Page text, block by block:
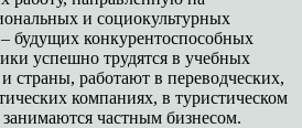
и социокультурных
будущих конкурентоспособных
успешно трудятся в учебных
страны, работают в переводческих,
компаниях, в туристическом
частным бизнесом.